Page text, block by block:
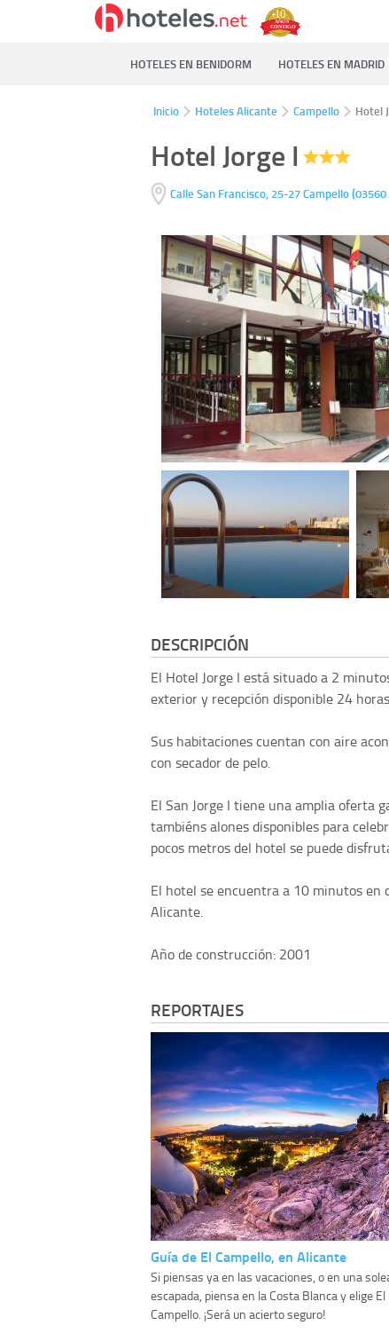
HOTELES EN BENIDORM HOTELES EN MADRID
Inicio Hoteles Alicante Campello Hotel
Hotel Jorge I
Calle San Francisco, 25-27Campello(03560
DESCRIPCIÓN
El Hotel Jorge I está situado a 2
exterior y recepción disponible 24
Sus habitaciones cuentan con aire
con secador de pelo.
El San Jorge I tiene una amplia oferta
tambiéns alones disponibles para
pocos metros del hotel se puede
El hotel se encuentra a 10 minutos en
Alicante.
Año de construcción: 2001
REPORTAJES
Guía de El Campello, en Alicante
Si piensas ya en las vacaciones, o en una
escapada, piensa en la Costa Blanca y elige El
Campello. ¡Será un acierto seguro!